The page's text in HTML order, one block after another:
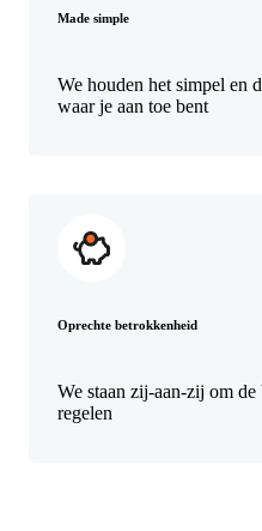
Made simple
We houden het simpel en
waar je aan toe bent
Oprechte betrokkenheid
We staan zij-aan-zij om
regelen